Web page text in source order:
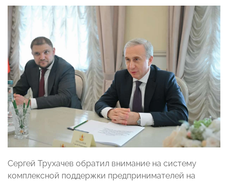
Сергей Трухачев обратил внимание на систему
комплексной поддержки предпринимателей на